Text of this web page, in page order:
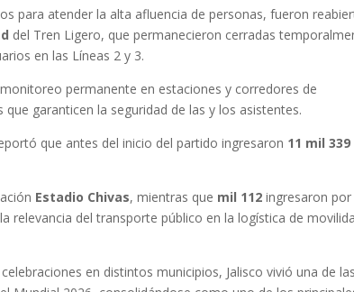
para atender la alta afluencia de personas, fueron
del Tren Ligero, que permanecieron cerradas
en las Líneas 2 y 3.
permanente en estaciones y corredores de
garanticen la seguridad de las y los asistentes.
que antes del inicio del partido ingresaron 11 mil 339
Estadio Chivas, mientras que mil 112 ingresaron por
relevancia del transporte público en la logística de
en distintos municipios, Jalisco vivió una de las